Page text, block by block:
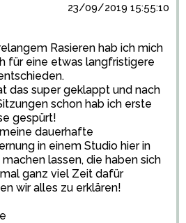
23/09/2019 15:55:10
Rasieren hab ich mich
für eine etwas langfristigere
das super geklappt und nach
schon hab ich erste
gespürt!
dauerhafte
in einem Studio hier in
lassen, die haben sich
ganz viel Zeit dafür
wir alles zu erklären!